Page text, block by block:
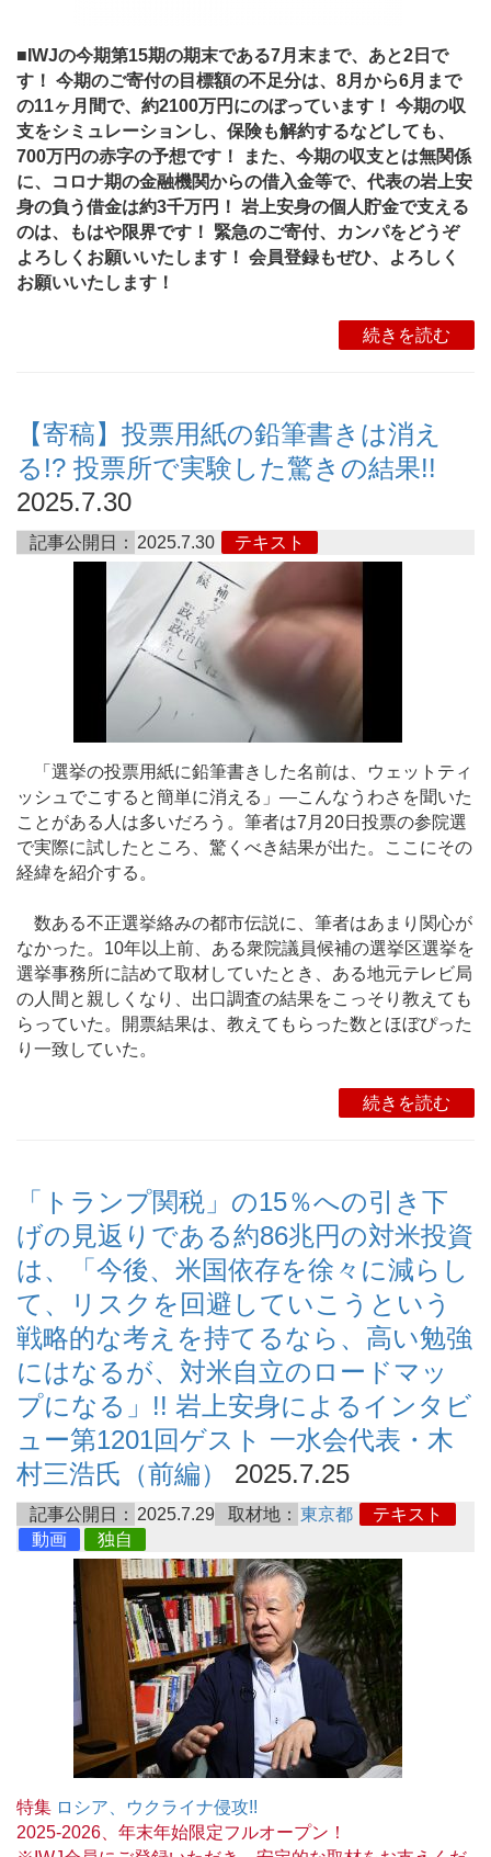
■IWJの今期第15期の期末である7月末まで、あと2日で
す！ 今期のご寄付の目標額の不足分は、8月から6月まで
の11ヶ月間で、約2100万円にのぼっています！ 今期の収
支をシミュレーションし、保険も解約するなどしても、
700万円の赤字の予想です！ また、今期の収支とは無関係
に、コロナ期の金融機関からの借入金等で、代表の岩上安
身の負う借金は約3千万円！ 岩上安身の個人貯金で支える
のは、もはや限界です！ 緊急のご寄付、カンパをどうぞ
よろしくお願いいたします！ 会員登録もぜひ、よろしく
お願いいたします！
続きを読む
【寄稿】投票用紙の鉛筆書きは消え
る!? 投票所で実験した驚きの結果!!
2025.7.30
記事公開日： 2025.7.30 テキスト
「選挙の投票用紙に鉛筆書きした名前は、ウェットティ
ッシュでこすると簡単に消える」―こんなうわさを聞いた
ことがある人は多いだろう。筆者は7月20日投票の参院選
で実際に試したところ、驚くべき結果が出た。ここにその
経緯を紹介する。
数ある不正選挙絡みの都市伝説に、筆者はあまり関心が
なかった。10年以上前、ある衆院議員候補の選挙区選挙を
選挙事務所に詰めて取材していたとき、ある地元テレビ局
の人間と親しくなり、出口調査の結果をこっそり教えても
らっていた。開票結果は、教えてもらった数とほぼぴった
り一致していた。
続きを読む
「トランプ関税」の15％への引き下
げの見返りである約86兆円の対米投資
は、「今後、米国依存を徐々に減らし
て、リスクを回避していこうという
戦略的な考えを持てるなら、高い勉強
にはなるが、対米自立のロードマッ
プになる」!! 岩上安身によるインタビ
ュー第1201回ゲスト 一水会代表・木
村三浩氏（前編）
2025.7.25
記事公開日： 2025.7.29 取材地： 東京都
テキスト
動画
独自
特集 ロシア、ウクライナ侵攻!!
2025-2026、年末年始限定フルオープン！